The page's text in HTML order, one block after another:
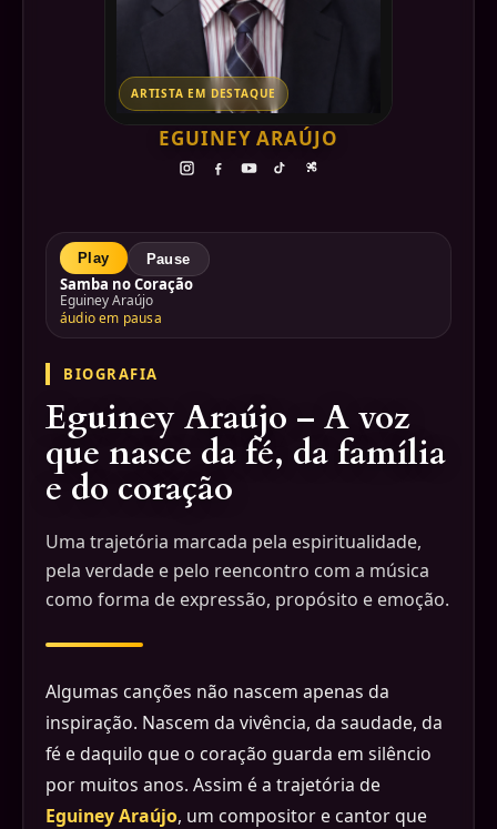
ARTISTA EM DESTAQUE
EGUINEY ARAÚJO
Play Pause
Samba no Coração
Eguiney Araújo
áudio em pausa
BIOGRAFIA
Eguiney Araújo – A voz
que nasce da fé, da família
e do coração
Uma trajetória marcada pela espiritualidade,
pela verdade e pelo reencontro com a música
como forma de expressão, propósito e emoção.
Algumas canções não nascem apenas da
inspiração. Nascem da vivência, da saudade, da
fé e daquilo que o coração guarda em silêncio
por muitos anos. Assim é a trajetória de
Eguiney Araújo, um compositor e cantor que